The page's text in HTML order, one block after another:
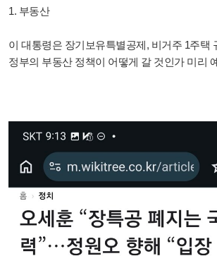
1. 부동산
이 대통령은 장기보유특별공제, 비거주 1주택
정부의 부동산 정책이 어떻게 갈 것인가 미리